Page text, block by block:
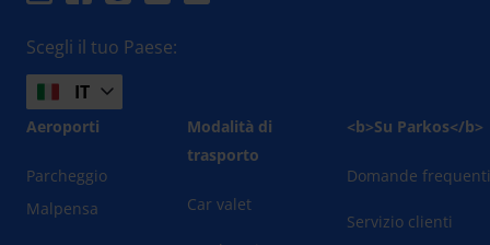
Scegli il tuo Paese:
IT
Aeroporti
Parcheggio
Malpensa
Modalità di
trasporto
Car valet
<b>Su Parkos</b>
Domande
Servizio clienti